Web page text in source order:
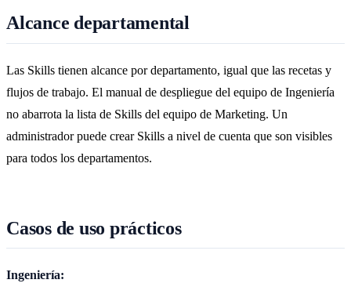
Alcance departamental
Las Skills tienen alcance por departamento, igual que las recetas y
flujos de trabajo. El manual de despliegue del equipo de Ingeniería
no abarrota la lista de Skills del equipo de Marketing. Un
administrador puede crear Skills a nivel de cuenta que son visibles
para todos los departamentos.
Casos de uso prácticos
Ingeniería: